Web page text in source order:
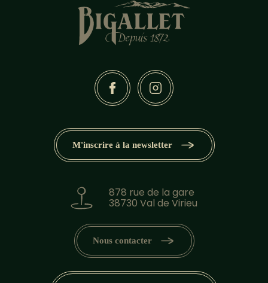
878 rue de la gare
38730 Val de Virieu
Nous contacter
M'inscrire à la newsletter